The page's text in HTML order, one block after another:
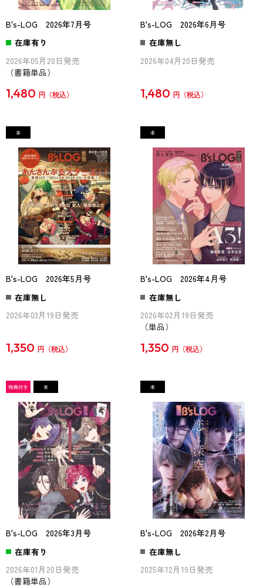
B's-LOG 2026年7月号
在庫有り
2026年05月20日発売
（書籍単品）
1,480 円
B's-LOG 2026年6月号
在庫無し
2026年04月20日発売
1,480 円
B's-LOG 2026年5月号
在庫無し
2026年03月19日発売
1,350 円
B's-LOG 2026年4月号
在庫無し
2026年02月19日発売
（単品）
1,350 円
B's-LOG 2026年3月号
在庫有り
2026年01月20日発売
（書籍単品）
B's-LOG 2026年2月号
在庫無し
2025年12月19日発売